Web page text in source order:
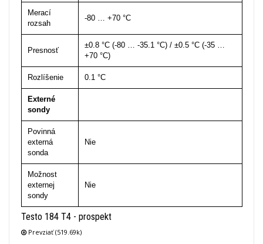
Merací
rozsah
-80 … +70 °C
Presnosť
±0.8 °C (-80 … -35.1 °C) / ±0.5 °C (-35 …
+70 °C)
Rozlíšenie 0.1 °C
Externé
sondy
Povinná
externá
sonda
Nie
Možnost
externej
sondy
Nie
Testo 184 T4 - prospekt
Prevziať (519.69k)